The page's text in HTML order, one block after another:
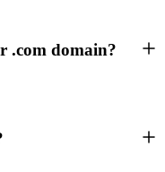
.com domain?